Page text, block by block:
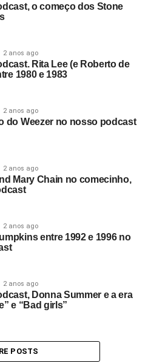
o começo dos Stone
2 anos ago
Rita Lee (e Roberto de
1980 e 1983
2 anos ago
do Weezer no nosso podcast
2 anos ago
Mary Chain no comecinho,
2 anos ago
entre 1992 e 1996 no
2 anos ago
Donna Summer e a era
e “Bad girls”
POSTS